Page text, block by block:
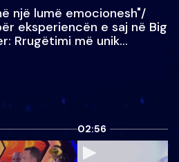
një lumë emocionesh"/
eksperiencën e saj në Big
Rrugëtimi më unik…
02:56